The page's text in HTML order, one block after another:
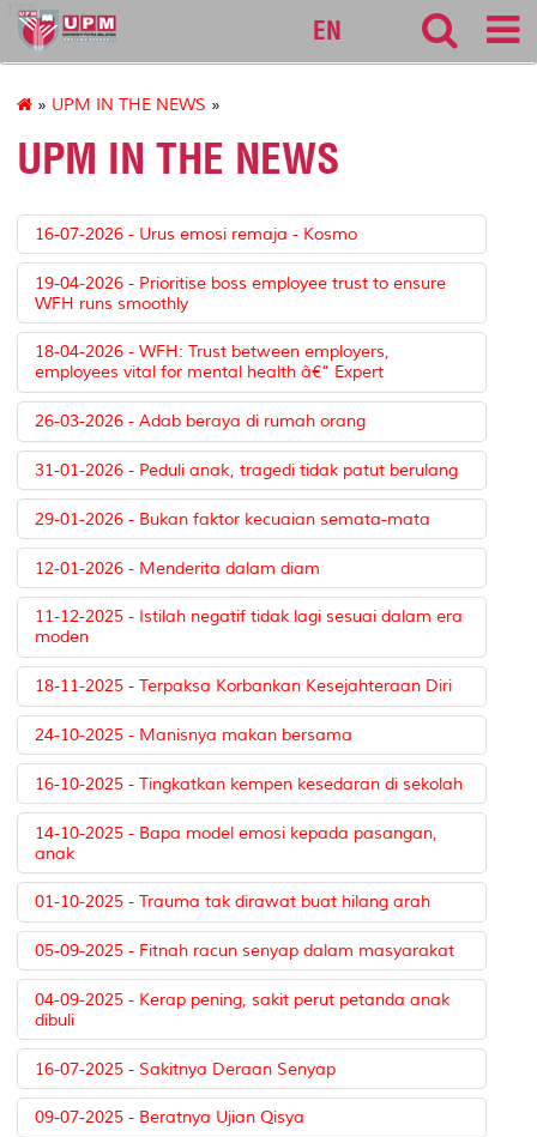
127
EN
» UPM IN THE NEWS »
UPM IN THE NEWS
16-07-2026 - Urus emosi remaja - Kosmo
19-04-2026 - Prioritise boss employee trust to ensure
WFH runs smoothly
18-04-2026 - WFH: Trust between employers,
employees vital for mental health â€” Expert
26-03-2026 - Adab beraya di rumah orang
31-01-2026 - Peduli anak, tragedi tidak patut berulang
29-01-2026 - Bukan faktor kecuaian semata-mata
12-01-2026 - Menderita dalam diam
11-12-2025 - Istilah negatif tidak lagi sesuai dalam era
moden
18-11-2025 - Terpaksa Korbankan Kesejahteraan Diri
24-10-2025 - Manisnya makan bersama
16-10-2025 - Tingkatkan kempen kesedaran di sekolah
14-10-2025 - Bapa model emosi kepada pasangan,
anak
01-10-2025 - Trauma tak dirawat buat hilang arah
05-09-2025 - Fitnah racun senyap dalam masyarakat
04-09-2025 - Kerap pening, sakit perut petanda anak
dibuli
16-07-2025 - Sakitnya Deraan Senyap
09-07-2025 - Beratnya Ujian Qisya